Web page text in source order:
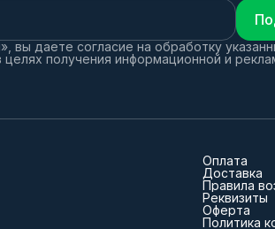
вы даете согласие на обработку
получения информационной и
Оплата
Доставка
Правила
Реквизиты
Оферта
Политика